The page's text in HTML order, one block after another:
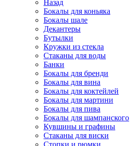
Назад
Бокалы для коньяка
Бокалы шале
Декантеры
Бутылки
Кружки из стекла
Стаканы для воды
Банки
Бокалы для бренди
Бокалы для вина
Бокалы для коктейлей
Бокалы для мартини
Бокалы для пива
Бокалы для шампанского
Кувшины и графины
Стаканы для виски
Стопки и рюмки